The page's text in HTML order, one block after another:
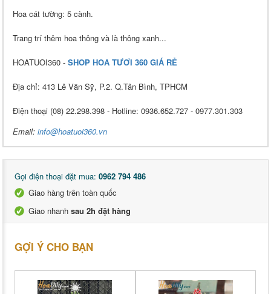
Hoa cát tường: 5 cành.
Trang trí thêm hoa thông và là thông xanh...
HOATUOI360 - SHOP HOA TƯƠI 360 GIÁ RẺ
Địa chỉ: 413 Lê Văn Sỹ, P.2. Q.Tân Bình, TPHCM
Điện thoại (08) 22.298.398 - Hotline: 0936.652.727 - 0977.301.303
Email: info@hoatuoi360.vn
Gọi điện thoại đặt mua: 0962 794 486
Giao hàng trên toàn quốc
Giao nhanh sau 2h đặt hàng
GỢI Ý CHO BẠN